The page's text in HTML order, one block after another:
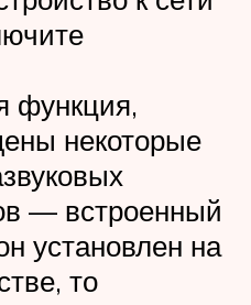
функция,
некоторые
— встроенный
установлен на
то